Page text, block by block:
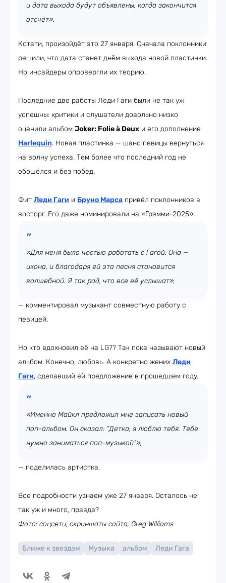
и дата выхода будут объявлены, когда закончится
отсчёт».
Кстати, произойдёт это 27 января. Сначала поклонники
решили, что дата станет днём выхода новой пластинки.
Но инсайдеры опровергли их теорию.
Последние две работы Леди Гаги были не так уж
успешны: критики и слушатели довольно низко
оценили альбом Joker: Folie à Deux и его дополнение
Harlequin. Новая пластинка — шанс певицы вернуться
на волну успеха. Тем более что последний год не
обошёлся и без побед.
Фит Леди Гаги и Бруно Марса привёл поклонников в
восторг. Его даже номинировали на «Грэмми-2025».
«Для меня было честью работать с Гагой. Она —
икона, и благодаря ей эта песня становится
волшебной. Я так рад, что все её услышат»,
— комментировал музыкант совместную работу с
певицей.
Но кто вдохновил её на LG7? Так пока называют новый
альбом. Конечно, любовь. А конкретно жених Леди
Гаги, сделавший ей предложение в прошедшем году.
«Именно Майкл предложил мне записать новый
поп-альбом. Он сказал: “Детка, я люблю тебя. Тебе
нужно заниматься поп-музыкой”»,
— поделилась артистка.
Все подробности узнаем уже 27 января. Осталось не
так уж и много, правда?
Фото: соцсети, скриншоты сайта, Greg Williams
Ближе к звездам Музыка альбом Леди Гага